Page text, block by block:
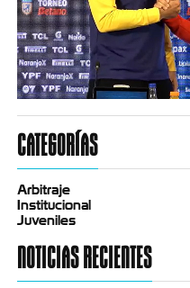
CATEGORÍAS
Arbitraje
Institucional
Juveniles
NOTICIAS RECIENTES